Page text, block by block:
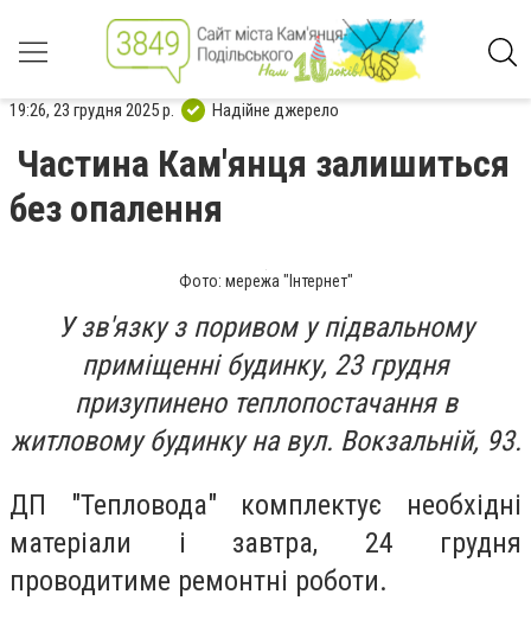
19:26, 23 грудня 2025 р. Надійне джерело
Частина Кам'янця залишиться
без опалення
Фото: мережа "Інтернет"
У зв'язку з поривом у підвальному
приміщенні будинку, 23 грудня
призупинено теплопостачання в
житловому будинку на вул. Вокзальній, 93.
ДП "Тепловода" комплектує необхідні
матеріали і завтра, 24 грудня
проводитиме ремонтні роботи.